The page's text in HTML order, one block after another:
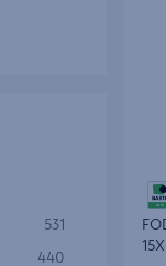
531
440